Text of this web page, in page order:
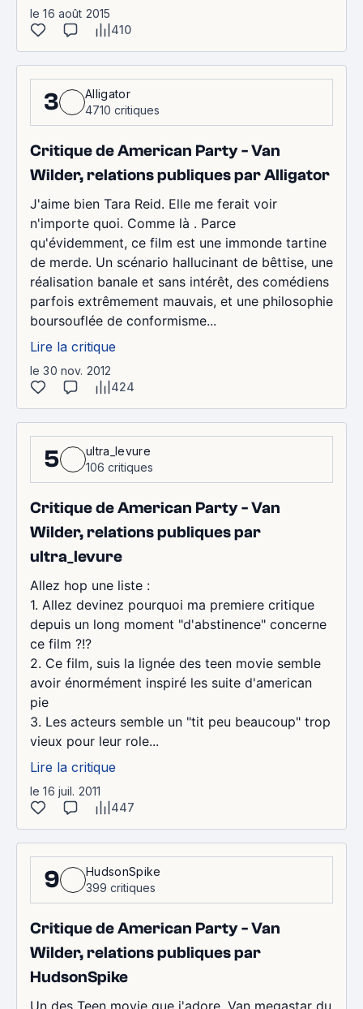
le 16 août 2015
410
3
Alligator
4710 critiques
Critique de American Party - Van
Wilder, relations publiques par Alligator
J'aime bien Tara Reid. Elle me ferait voir
n'importe quoi. Comme là . Parce
qu'évidemment, ce film est une immonde tartine
de merde. Un scénario hallucinant de bêttise, une
réalisation banale et sans intérêt, des comédiens
parfois extrêmement mauvais, et une philosophie
boursouflée de conformisme...
Lire la critique
le 30 nov. 2012
424
5
ultra_levure
106 critiques
Critique de American Party - Van
Wilder, relations publiques par
ultra_levure
Allez hop une liste :
1. Allez devinez pourquoi ma premiere critique
depuis un long moment "d'abstinence" concerne
ce film ?!?
2. Ce film, suis la lignée des teen movie semble
avoir énormément inspiré les suite d'american
pie
3. Les acteurs semble un "tit peu beaucoup" trop
vieux pour leur role...
Lire la critique
le 16 juil. 2011
447
9
HudsonSpike
399 critiques
Critique de American Party - Van
Wilder, relations publiques par
HudsonSpike
Un des Teen movie que j'adore, Van megastar du